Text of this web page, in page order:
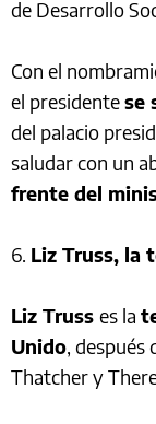
de Desarrollo
Con el
el presidentese
del palacio
saludar con un
frente del
6. Liz Truss, la
Liz Truss es la
Unido, después
Thatcher y